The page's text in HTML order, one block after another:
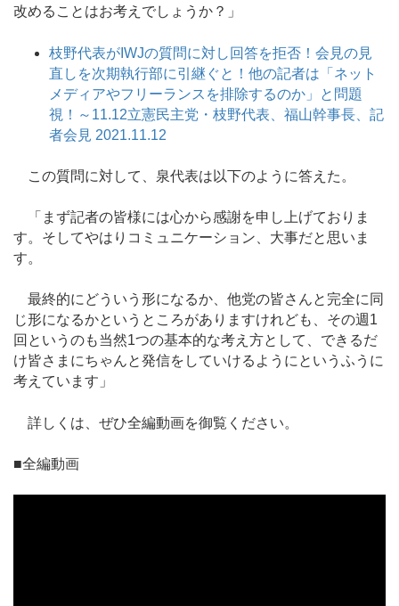
改めることはお考えでしょうか？」
枝野代表がIWJの質問に対し回答を拒否！会見の見
直しを次期執行部に引継ぐと！他の記者は「ネット
メディアやフリーランスを排除するのか」と問題
視！～11.12立憲民主党・枝野代表、福山幹事長、記
者会見 2021.11.12
この質問に対して、泉代表は以下のように答えた。
「まず記者の皆様には心から感謝を申し上げておりま
す。そしてやはりコミュニケーション、大事だと思いま
す。
最終的にどういう形になるか、他党の皆さんと完全に同
じ形になるかというところがありますけれども、その週1
回というのも当然1つの基本的な考え方として、できるだ
け皆さまにちゃんと発信をしていけるようにというふうに
考えています」
詳しくは、ぜひ全編動画を御覧ください。
■全編動画